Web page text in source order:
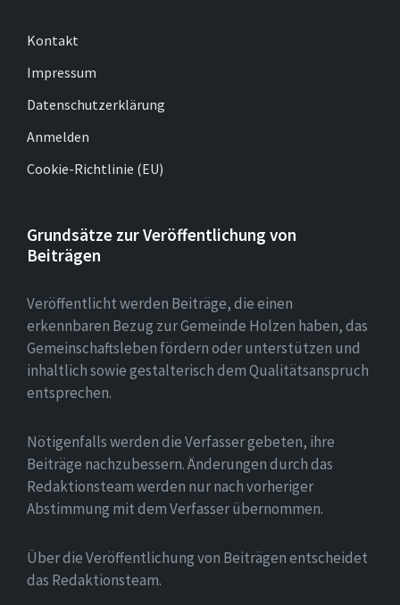
Kontakt
Impressum
Datenschutzerklärung
Anmelden
Cookie-Richtlinie (EU)
Grundsätze zur Veröffentlichung von
Beiträgen
Veröffentlicht werden Beiträge, die einen
erkennbaren Bezug zur Gemeinde Holzen haben, das
Gemeinschaftsleben fördern oder unterstützen und
inhaltlich sowie gestalterisch dem Qualitätsanspruch
entsprechen.
Nötigenfalls werden die Verfasser gebeten, ihre
Beiträge nachzubessern. Änderungen durch das
Redaktionsteam werden nur nach vorheriger
Abstimmung mit dem Verfasser übernommen.
Über die Veröffentlichung von Beiträgen entscheidet
das Redaktionsteam.